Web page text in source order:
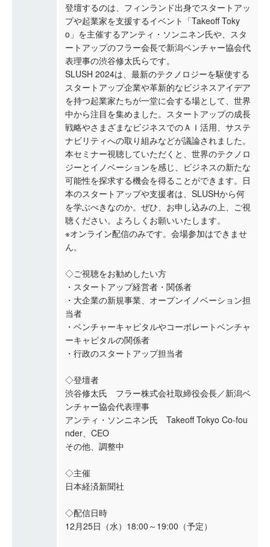
登壇するのは、フィンランド出身でスタートアッ
プや起業家を支援するイベント「Takeoff Toky
o」を主催するアンティ・ソンニネン氏や、スタ
ートアップのフラー会長で新潟ベンチャー協会代
表理事の渋谷修太氏らです。
SLUSH 2024は、最新のテクノロジーを駆使する
スタートアップ企業や革新的なビジネスアイデア
を持つ起業家たちが一堂に会する場として、世界
中から注目を集めました。スタートアップの成長
戦略やさまざまなビジネスでのＡＩ活用、サステ
ナビリティへの取り組みなどが議論されました。
本セミナー視聴していただくと、世界のテクノロ
ジーとイノベーションを感じ、ビジネスの新たな
可能性を探求する機会を得ることができます。日
本のスタートアップや支援者は、SLUSHから何
を学ぶべきなのか。ぜひ、お申し込みの上、ご視
聴ください。よろしくお願いいたします。
※オンライン配信のみです。会場参加はできませ
ん。
◇ご視聴をお勧めしたい方
・スタートアップ経営者・関係者
・大企業の新規事業、オープンイノベーション担
当者
・ベンチャーキャピタルやコーポレートベンチャ
ーキャピタルの関係者
・行政のスタートアップ担当者
◇登壇者
渋谷修太氏 フラー株式会社取締役会長／新潟ベ
ンチャー協会代表理事
アンティ・ソンニネン氏 Takeoff Tokyo Co-fou
nder、CEO
その他、調整中
◇主催
日本経済新聞社
◇配信日時
12月25日（水）18:00～19:00（予定）